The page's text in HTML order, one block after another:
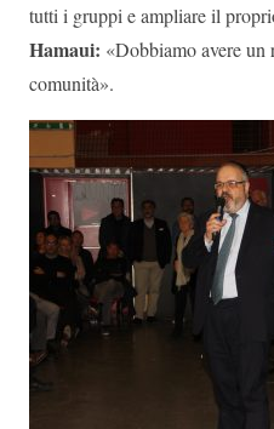
tutti i gruppi e ampliare il
Hamaui: «Dobbiamo avere
comunità».